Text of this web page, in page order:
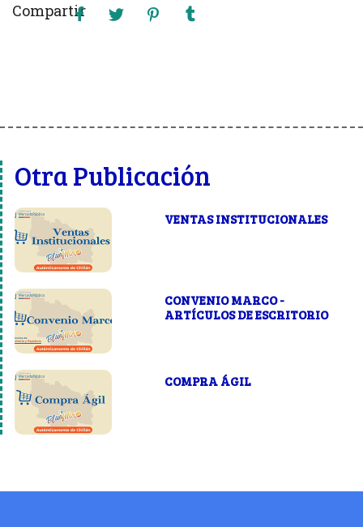
Compartir
Otra Publicación
VENTAS INSTITUCIONALES
CONVENIO MARCO -
ARTÍCULOS DE ESCRITORIO
COMPRA ÁGIL